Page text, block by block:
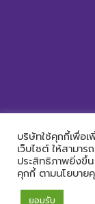
บริษัทใช้คุกกี้เพื่อเ
เว็บไซต์ ให้สามาร
ประสิทธิภาพยิ่งขึ้
คุกกี้ ตามนโยบา
ยอมรับ